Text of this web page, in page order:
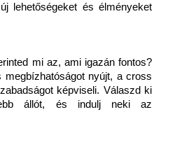
lehetőségeket és élményeket
mi az, ami igazán fontos?
megbízhatóságot nyújt, a cross
képviseli. Válaszd ki
állót, és indulj neki az